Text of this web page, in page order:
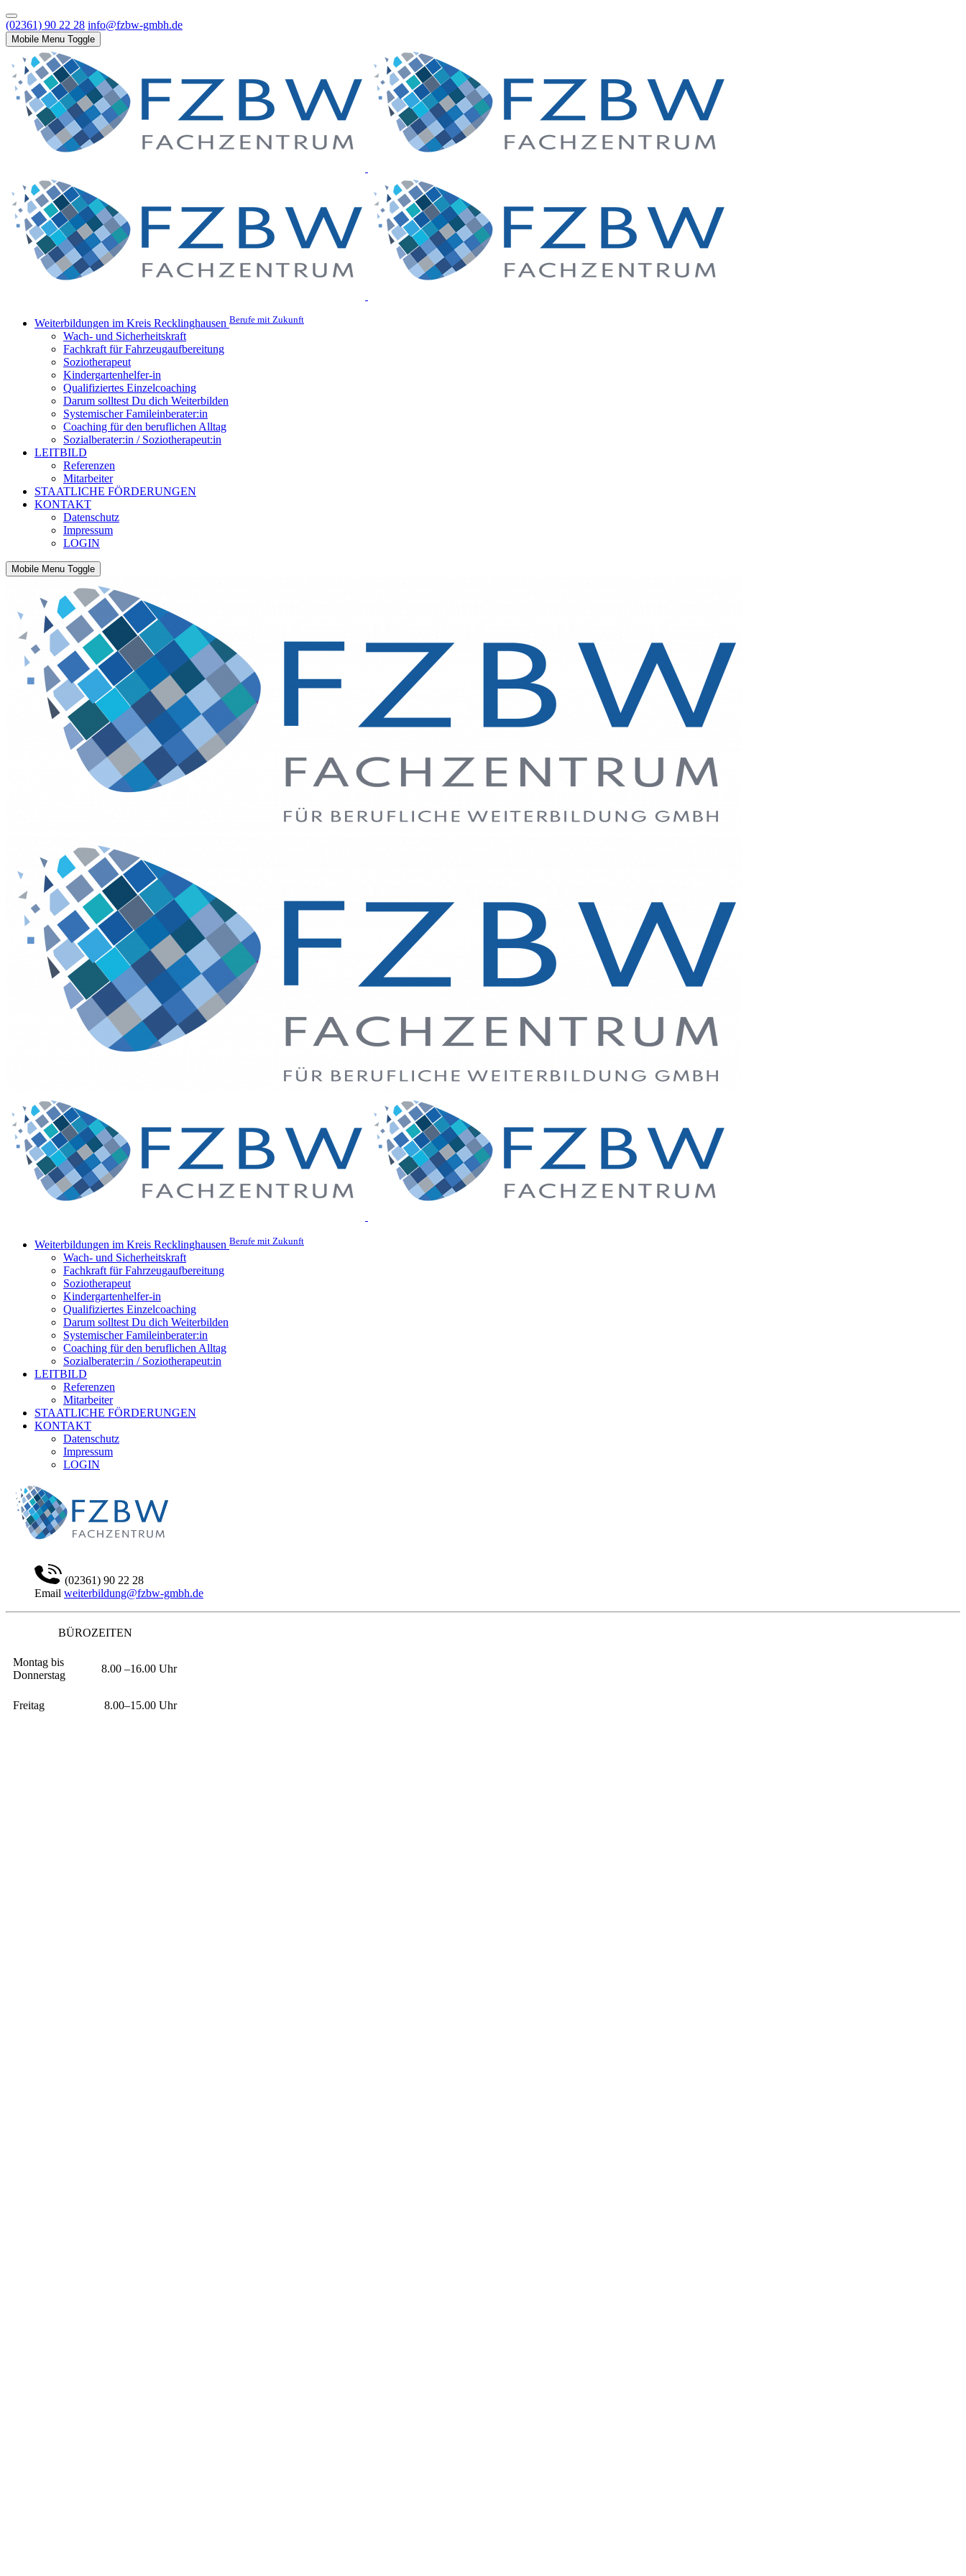
(02361) 90 22 28 info@fzbw-gmbh.de
Mobile Menu Toggle
Weiterbildungen im Kreis Recklinghausen Berufe mit Zukunft
Wach- und Sicherheitskraft
Fachkraft für Fahrzeugaufbereitung
Soziotherapeut
Kindergartenhelfer-in
Qualifiziertes Einzelcoaching
Darum solltest Du dich Weiterbilden
Systemischer Famileinberater:in
Coaching für den beruflichen Alltag
Sozialberater:in / Soziotherapeut:in
LEITBILD
Referenzen
Mitarbeiter
STAATLICHE FÖRDERUNGEN
KONTAKT
Datenschutz
Impressum
LOGIN
Mobile Menu Toggle
Weiterbildungen im Kreis Recklinghausen Berufe mit Zukunft
Wach- und Sicherheitskraft
Fachkraft für Fahrzeugaufbereitung
Soziotherapeut
Kindergartenhelfer-in
Qualifiziertes Einzelcoaching
Darum solltest Du dich Weiterbilden
Systemischer Famileinberater:in
Coaching für den beruflichen Alltag
Sozialberater:in / Soziotherapeut:in
LEITBILD
Referenzen
Mitarbeiter
STAATLICHE FÖRDERUNGEN
KONTAKT
Datenschutz
Impressum
LOGIN
(02361) 90 22 28
Email weiterbildung@fzbw-gmbh.de
BÜROZEITEN
Montag bis
Donnerstag
8.00 –16.00 Uhr
Freitag 8.00–15.00 Uhr